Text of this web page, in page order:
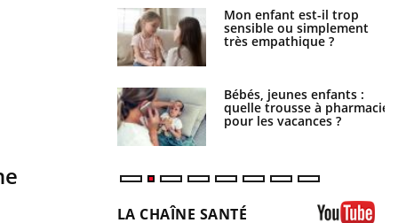
Mon enfant est-il trop
sensible ou simplement
très empathique ?
Bébés, jeunes enfants :
quelle trousse à pharmacie
pour les vacances ?
Comment éviter une otite
pendant les vacances ?
Hantavirus : un cas détecté
chez un touriste en France
LA CHAÎNE SANTÉ